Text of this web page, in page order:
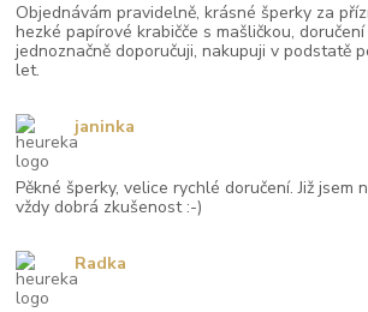
Objednávám pravidelně, krásné šperky za
hezké papírové krabičče s mašličkou,
jednoznačně doporučuji, nakupuji v podstatě
let.
Pěkné šperky, velice rychlé doručení. Již jsem
vždy dobrá zkušenost :-)
janinka
Radka